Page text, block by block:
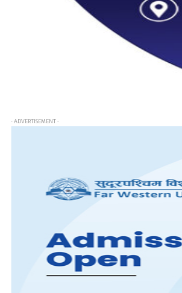
- ADVERTISEMENT -